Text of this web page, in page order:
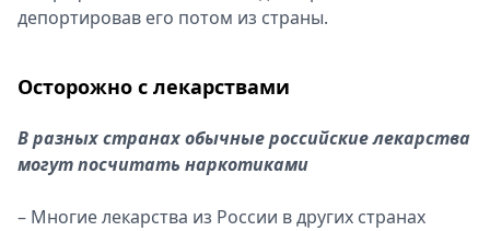
депортировав его потом из страны.
Осторожно с лекарствами
В разных странах обычные российские лекарства
могут посчитать наркотиками
– Многие лекарства из России в других странах